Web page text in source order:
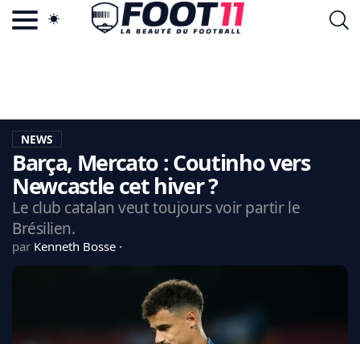
LA CHARTE
VIE PRIVÉE
CGU
CONTACTEZ-NOUS
NEWS
Barça, Mercato : Coutinho vers
Newcastle cet hiver ?
Le club catalan veut toujours voir partir le
Brésilien.
par Kenneth Bosse